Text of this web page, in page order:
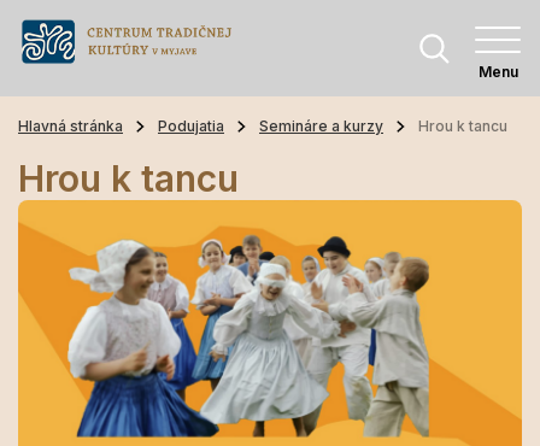
Menu
Hlavná stránka Podujatia Semináre a kurzy Hrou k tancu
Hrou k tancu